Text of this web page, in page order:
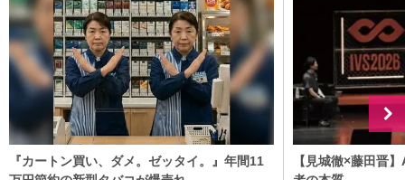
『カートン買い、ダメ。ゼッタイ。』年間11
【見城徹×藤田晋